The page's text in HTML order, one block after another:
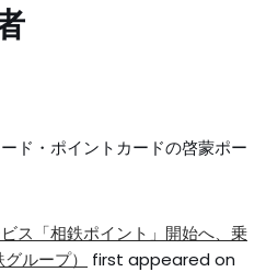
ド・ポイントカードの啓蒙ポー
ス「相鉄ポイント」開始へ、乗
ループ）
first appeared on